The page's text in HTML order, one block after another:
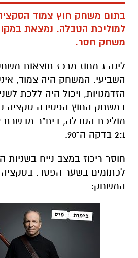
למוליכת הטבלה. נמצאת
משחק חסר.
ליגה ג מחוז מרכז תוצאות
השביעי. המשחק היה צמוד,
הזדמנויות, ויכול היה ללכת
במשחק החוץ הפסידה סקציה
מוליכת הטבלה, בית"ר מבשרת
2:1 בדקה ה־90.
חוסר ריכוז במצב נייח בשניות
לכתומים בשער הפסד.
המשחק: